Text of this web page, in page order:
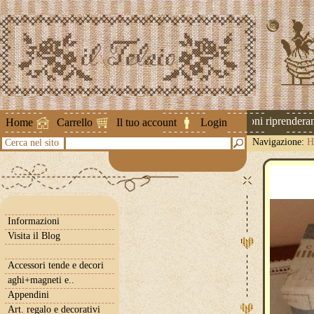
Home Carrello Il tuo account Login
Attenzione ! Le spedizioni
Cerca nel sito Navigazione:
Informazioni
Visita il Blog
Accessori tende e decori
aghi+magneti e..
Appendini
Art. regalo e decorativi